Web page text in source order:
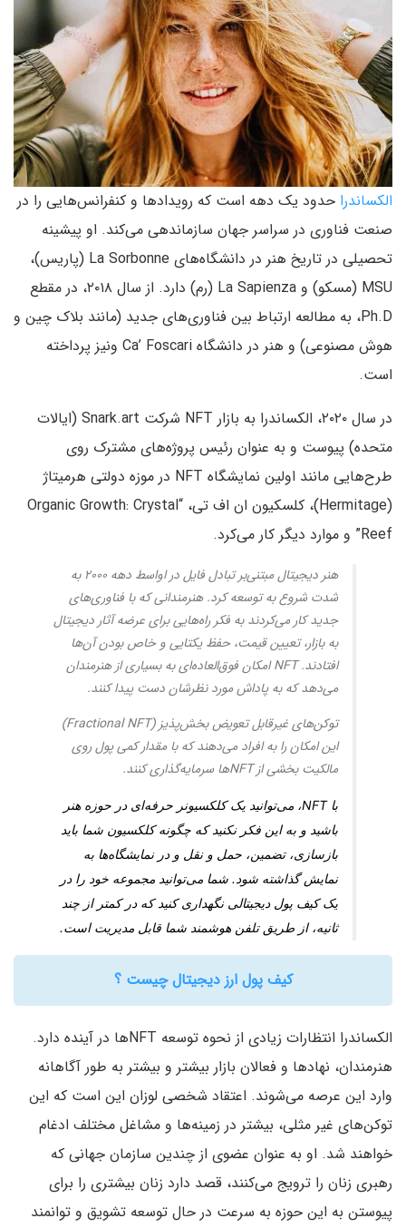
الکساندرا حدود یک دهه است که رویدادها و کنفرانس‌هایی را در
صنعت فناوری در سراسر جهان سازماندهی می‌کند. او پیشینه
تحصیلی در تاریخ هنر در دانشگاه‌های La Sorbonne (پاریس)،
MSU (مسکو) و La Sapienza (رم) دارد. از سال ۲۰۱۸، در مقطع
Ph.D، به مطالعه ارتباط بین فناوری‌های جدید (مانند بلاک چین و
هوش مصنوعی) و هنر در دانشگاه Ca’ Foscari ونیز پرداخته
است.
در سال ۲۰۲۰، الکساندرا به بازار NFT شرکت Snark.art (ایالات
متحده) پیوست و به عنوان رئیس پروژه‌های مشترک روی
طرح‌هایی مانند اولین نمایشگاه NFT در موزه دولتی هرمیتاژ
(Hermitage)، کلسکیون ان اف تی، “Organic Growth: Crystal
Reef” و موارد دیگر کار می‌کرد.
هنر دیجیتال مبتنی‌بر تبادل فایل در اواسط دهه ۲۰۰۰ به
شدت شروع به توسعه کرد. هنرمندانی که با فناوری‌های
جدید کار می‌کردند به فکر راه‌هایی برای عرضه آثار دیجیتال
به بازار، تعیین قیمت، حفظ یکتایی و خاص بودن آن‌ها
افتادند. NFT امکان فوق‌العاده‌ای به بسیاری از هنرمندان
می‌دهد که به پاداش مورد نظرشان دست پیدا کنند.
توکن‌های غیرقابل تعویض بخش‌پذیز (Fractional NFT)
این امکان را به افراد می‌دهند که با مقدار کمی پول روی
مالکیت بخشی از NFTها سرمایه‌گذاری کنند.
با NFT، می‌توانید یک کلکسیونر حرفه‌ای در حوزه هنر
باشید و به این فکر نکنید که چگونه کلکسیون شما باید
بازسازی، تضمین، حمل و نقل و در نمایشگاه‌ها به
نمایش گذاشته شود. شما می‌توانید مجموعه خود را در
یک کیف پول دیجیتالی نگهداری کنید که در کمتر از چند
ثانیه، از طریق تلفن هوشمند شما قابل مدیریت است.
کیف پول ارز دیجیتال چیست ؟
الکساندرا انتظارات زیادی از نحوه توسعه NFTها در آینده دارد.
هنرمندان، نهادها و فعالان بازار بیشتر و بیشتر به طور آگاهانه
وارد این عرصه می‌شوند. اعتقاد شخصی لوزان این است که این
توکن‌های غیر مثلی، بیشتر در زمینه‌ها و مشاغل مختلف ادغام
خواهند شد. او به عنوان عضوی از چندین سازمان جهانی که
رهبری زنان را ترویج می‌کنند، قصد دارد زنان بیشتری را برای
پیوستن به این حوزه به سرعت در حال توسعه تشویق و توانمند